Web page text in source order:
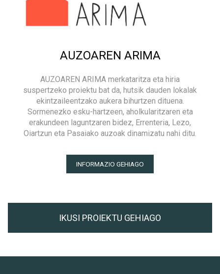
AUZOAREN ARIMA
AUZOAREN ARIMA merkataritza eta hiria
suspertzeko proiektu bat da, hutsik dauden lokalak
ekintzaileentzako aukera bihurtzen dituena.
Sormenezko esku-hartzeen, aholkularitzaren eta
erakundeen laguntzaren bidez, Errenteria, Lezo,
Oiartzun eta Pasaiako auzoak dinamizatu nahi ditu.
INFORMAZIO GEHIAGO
IKUSI PROIEKTU GEHIAGO